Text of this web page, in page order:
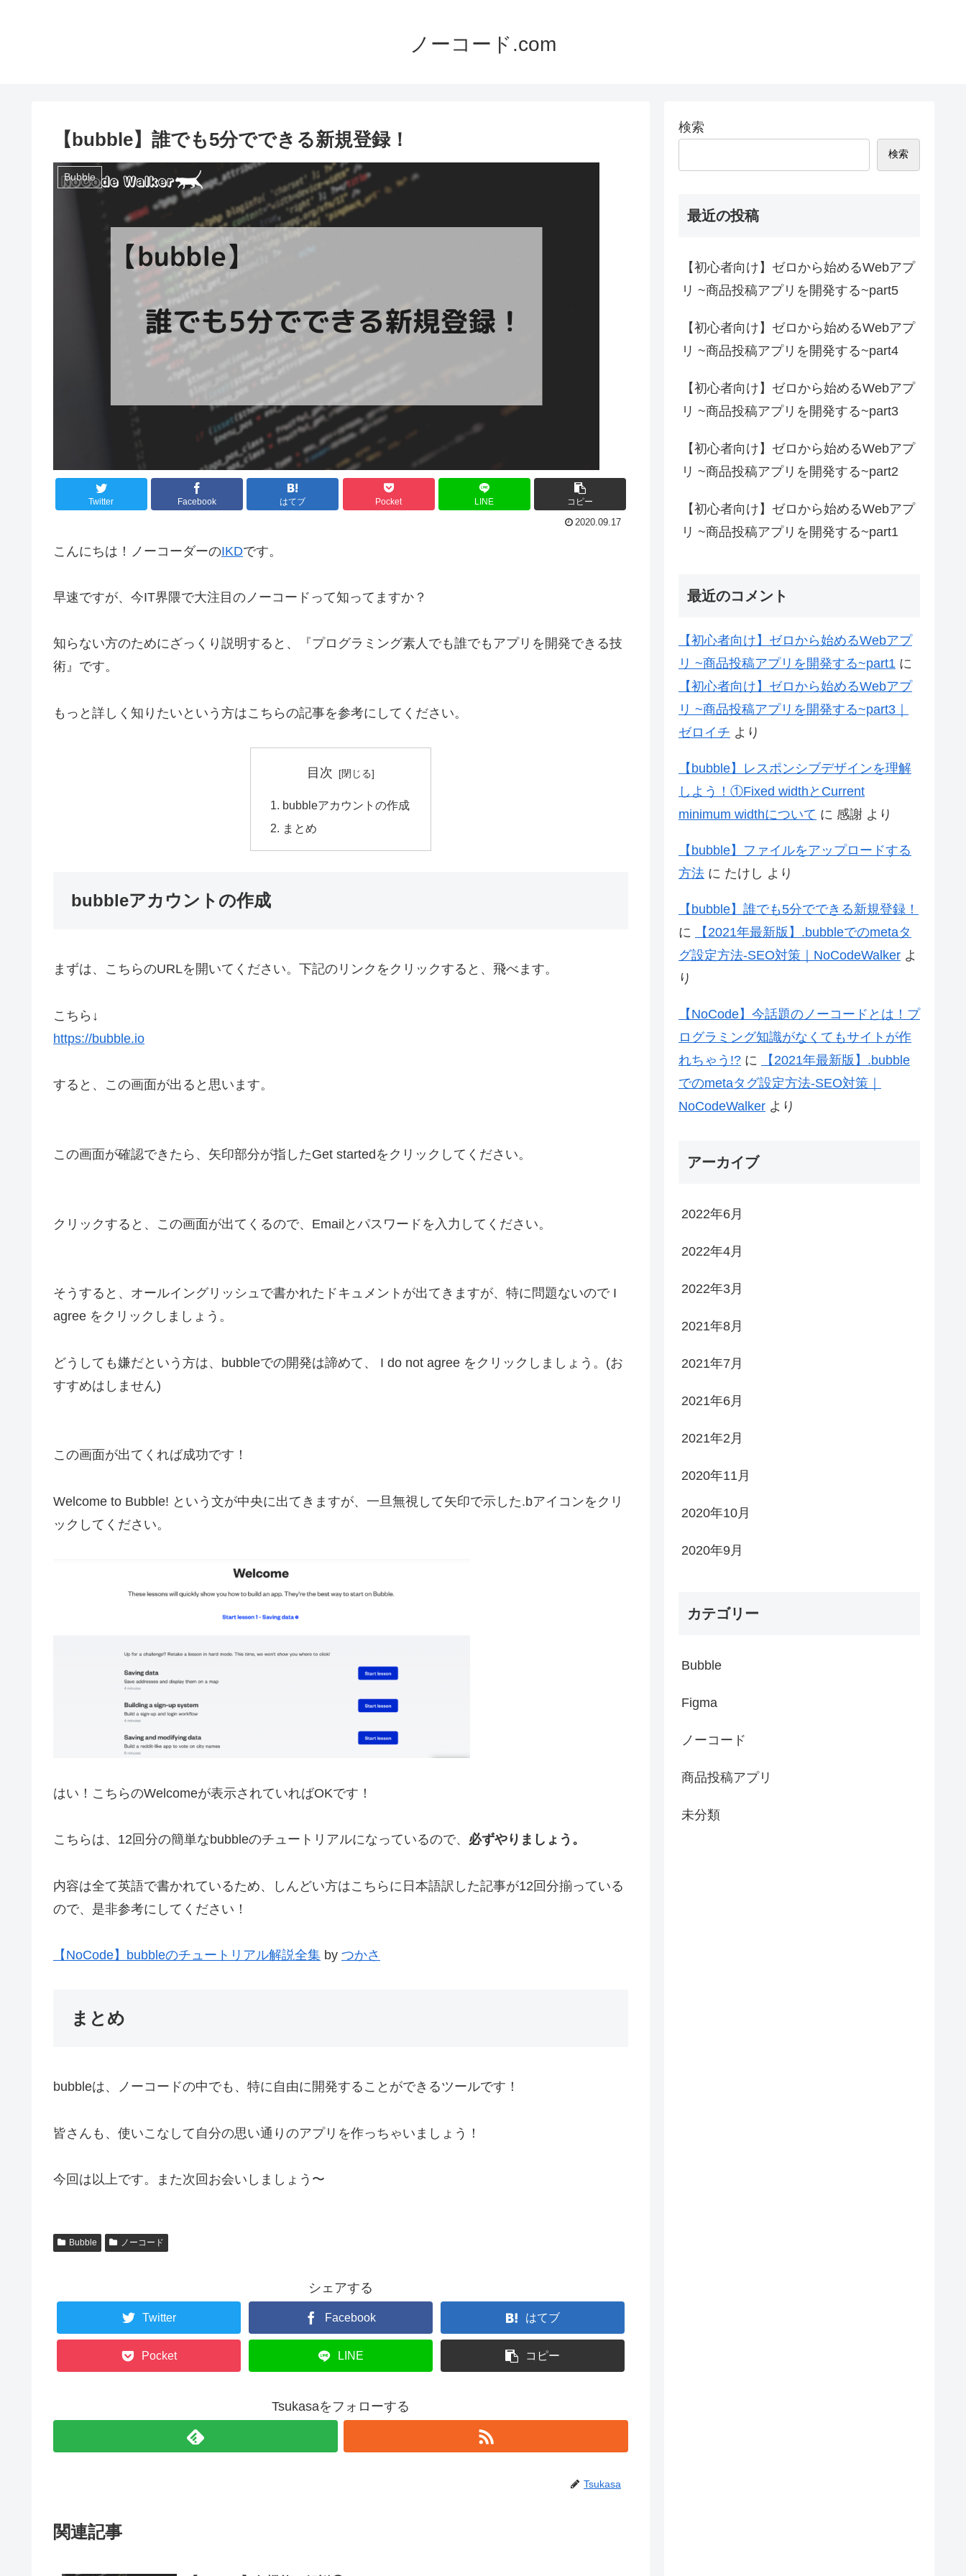
ノーコード.com
【bubble】誰でも5分でできる新規登録！
Bubble
Twitter Facebook はてブ Pocket LINE コピー
2020.09.17
こんにちは！ノーコーダーのIKDです。
早速ですが、今IT界隈で大注目のノーコードって知ってますか？
知らない方のためにざっくり説明すると、『プログラミング素人でも誰でもアプリを開発できる技
術』です。
もっと詳しく知りたいという方はこちらの記事を参考にしてください。
目次
bubbleアカウントの作成
まとめ
bubbleアカウントの作成
まずは、こちらのURLを開いてください。下記のリンクをクリックすると、飛べます。
こちら↓
https://bubble.io
すると、この画面が出ると思います。
この画面が確認できたら、矢印部分が指したGet startedをクリックしてください。
クリックすると、この画面が出てくるので、Emailとパスワードを入力してください。
そうすると、オールイングリッシュで書かれたドキュメントが出てきますが、特に問題ないので I
agree をクリックしましょう。
どうしても嫌だという方は、bubbleでの開発は諦めて、 I do not agree をクリックしましょう。(お
すすめはしません)
この画面が出てくれば成功です！
Welcome to Bubble! という文が中央に出てきますが、一旦無視して矢印で示した.bアイコンをクリ
ックしてください。
はい！こちらのWelcomeが表示されていればOKです！
こちらは、12回分の簡単なbubbleのチュートリアルになっているので、 必ずやりましょう。
内容は全て英語で書かれているため、しんどい方はこちらに日本語訳した記事が12回分揃っている
ので、是非参考にしてください！
【NoCode】bubbleのチュートリアル解説全集 by つかさ
まとめ
bubbleは、ノーコードの中でも、特に自由に開発することができるツールです！
皆さんも、使いこなして自分の思い通りのアプリを作っちゃいましょう！
今回は以上です。また次回お会いしましょう〜
Bubble ノーコード
シェアする
Twitter Facebook はてブ
Pocket LINE コピー
Tsukasaをフォローする
Tsukasa
関連記事
検索
検索
最近の投稿
【初心者向け】ゼロから始めるWebアプ
リ ~商品投稿アプリを開発する~part5
【初心者向け】ゼロから始めるWebアプ
リ ~商品投稿アプリを開発する~part4
【初心者向け】ゼロから始めるWebアプ
リ ~商品投稿アプリを開発する~part3
【初心者向け】ゼロから始めるWebアプ
リ ~商品投稿アプリを開発する~part2
【初心者向け】ゼロから始めるWebアプ
リ ~商品投稿アプリを開発する~part1
最近のコメント
【初心者向け】ゼロから始めるWebアプ
リ ~商品投稿アプリを開発する~part1 に
【初心者向け】ゼロから始めるWebアプ
リ ~商品投稿アプリを開発する~part3｜
ゼロイチ より
【bubble】レスポンシブデザインを理解
しよう！①Fixed widthとCurrent
minimum widthについて に 感謝 より
【bubble】ファイルをアップロードする
方法 に たけし より
【bubble】誰でも5分でできる新規登録！
に
【2021年最新版】.bubbleでのmetaタ
グ設定方法-SEO対策｜NoCodeWalker よ
り
【NoCode】今話題のノーコードとは！プ
ログラミング知識がなくてもサイトが作
れちゃう!? に
【2021年最新版】.bubble
でのmetaタグ設定方法-SEO対策｜
NoCodeWalker より
アーカイブ
2022年6月
2022年4月
2022年3月
2021年8月
2021年7月
2021年6月
2021年2月
2020年11月
2020年10月
2020年9月
カテゴリー
Bubble
Figma
ノーコード
商品投稿アプリ
未分類